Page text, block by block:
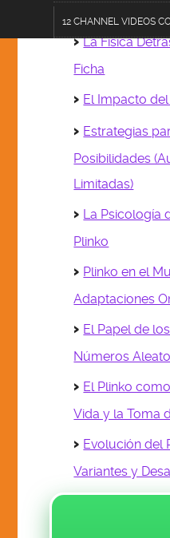
12 CHANNEL VIDEOS
ZESTOPP12.0 DEVICE
DE 404-DATA &
E 505-ENGINEERING
FA 606-FASHIONS &
VGA 112-VISUAL
La Física
Ficha
El Impacto
Estrategias
Posibilidades
Limitadas)
La Psicología
Plinko
Plinko en el
Adaptaciones
El Papel de
Números
El Plinko
Vida y la Toma
Evolución del
Variantes y